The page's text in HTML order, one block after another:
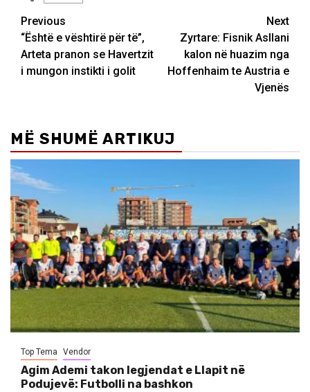
Post
navigation
Previous
“Është e vështirë për të”,
Arteta pranon se Havertzit
i mungon instikti i golit
Next
Zyrtare: Fisnik Asllani
kalon në huazim nga
Hoffenhaim te Austria e
Vjenës
MË SHUMË ARTIKUJ
Top Tema Vendor
Agim Ademi takon legjendat e Llapit në
Podujevë: Futbolli na bashkon